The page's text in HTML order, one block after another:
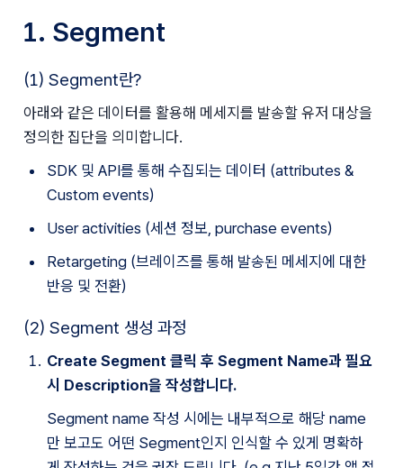
1. Segment
(1) Segment란?
아래와 같은 데이터를 활용해 메세지를 발송할 유저 대상을
정의한 집단을 의미합니다.
SDK 및 API를 통해 수집되는 데이터 (attributes &
Custom events)
User activities (세션 정보, purchase events)
Retargeting (브레이즈를 통해 발송된 메세지에 대한
반응 및 전환)
(2) Segment 생성 과정
Create Segment 클릭 후 Segment Name과 필요
시 Description을 작성합니다.
Segment name 작성 시에는 내부적으로 해당 name
만 보고도 어떤 Segment인지 인식할 수 있게 명확하